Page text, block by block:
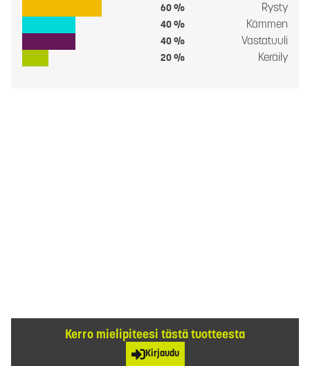
60 % Rysty
40 % Kämmen
40 % Vastatuuli
20 % Keräily
Kerro mielipiteesi tästä tuotteesta
Kirjaudu